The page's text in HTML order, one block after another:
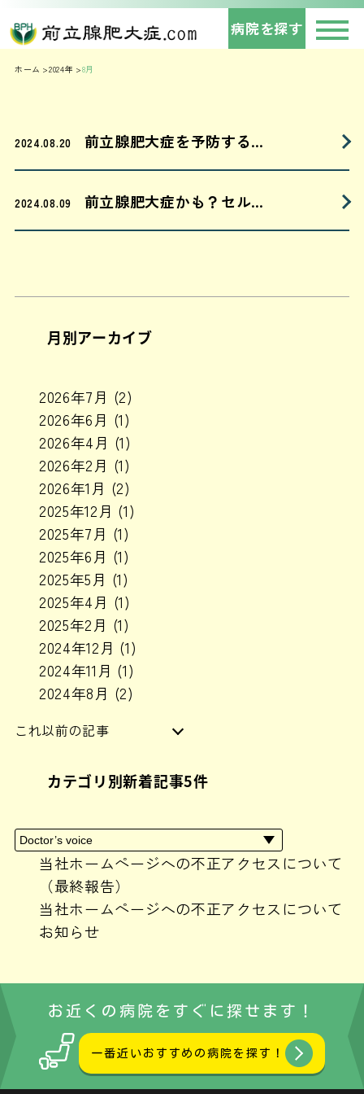
病院を探す
ホーム 2024年 8月
2024.08.20 前立腺肥大症を予防する…
2024.08.09 前立腺肥大症かも？セル…
月別アーカイブ
2026年7月 (2)
2026年6月 (1)
2026年4月 (1)
2026年2月 (1)
2026年1月 (2)
2025年12月 (1)
2025年7月 (1)
2025年6月 (1)
2025年5月 (1)
2025年4月 (1)
2025年2月 (1)
2024年12月 (1)
2024年11月 (1)
2024年8月 (2)
これ以前の記事
2024年4月(1)
2024年2月(3)
2024年1月 (2)
2023年10月(1)
2023年9月 (1)
2023年8月
2023年3月(1)
2023年2月
2023年1月(2)
2022年12月(4)
カテゴリ別新着記事5件
当社ホームページへの不正アクセスについて
（最終報告）
当社ホームページへの不正アクセスについて
お知らせ
お近くの病院をすぐに探せます！
一番近いおすすめの病院を探す！